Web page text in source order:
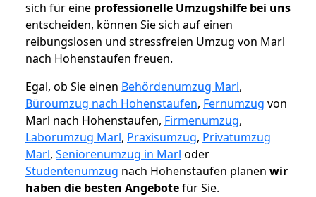
sich für eine professionelle Umzugshilfe bei uns
entscheiden, können Sie sich auf einen
reibungslosen und stressfreien Umzug von Marl
nach Hohenstaufen freuen.
Egal, ob Sie einen Behördenumzug Marl,
Büroumzug nach Hohenstaufen, Fernumzug von
Marl nach Hohenstaufen, Firmenumzug,
Laborumzug Marl, Praxisumzug, Privatumzug
Marl, Seniorenumzug in Marl oder
Studentenumzug nach Hohenstaufen planen wir
haben die besten Angebotefür Sie.